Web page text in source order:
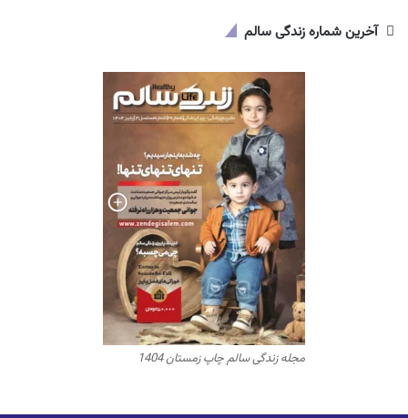
آخرین شماره زندگی سالم
مجله زندگی سالم چاپ زمستان 1404